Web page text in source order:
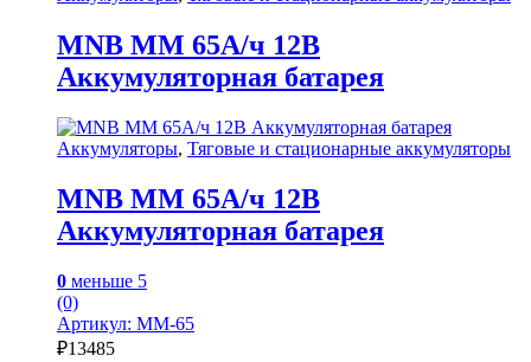
MNB MM 65А/ч 12В
Аккумуляторная батарея
Аккумуляторы, Тяговые и стационарные аккумуляторы
MNB MM 65А/ч 12В
Аккумуляторная батарея
0 меньше 5
(0)
Артикул: MM-65
₽13485